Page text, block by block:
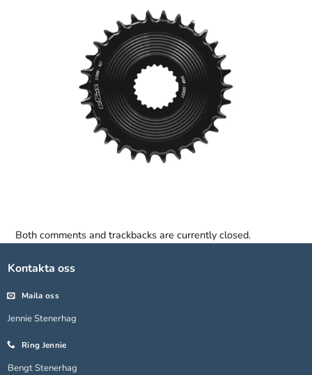
Both comments and trackbacks are currently closed.
Kontakta oss
Maila oss
Jennie Stenerhag
Ring Jennie
Bengt Stenerhag
Nödvändiga
går inte att
De behövs
hemsidan
taget ska
fungera.